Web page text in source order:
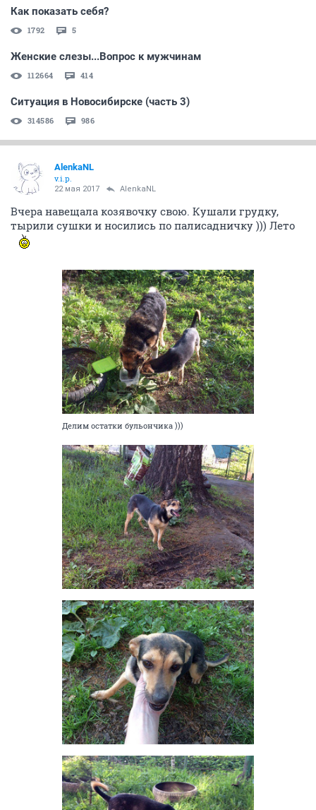
Как показать себя?
1792 5
Женские слезы...Вопрос к мужчинам
112664 414
Ситуация в Новосибирске (часть 3)
314586 986
AlenkaNL
v.i.p.
22 мая 2017 AlenkaNL
Вчера навещала козявочку свою. Кушали грудку,
тырили сушки и носились по палисадничку ))) Лето
Делим остатки бульончика )))